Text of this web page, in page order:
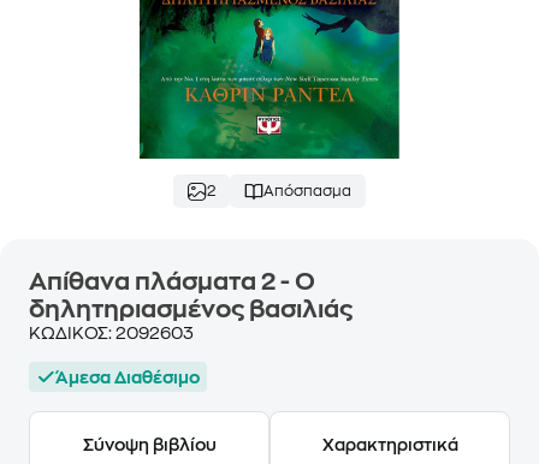
2 Απόσπασμα
Απίθανα πλάσματα 2 - Ο
δηλητηριασμένος βασιλιάς
ΚΩΔΙΚΟΣ: 2092603
Άμεσα Διαθέσιμο
Σύνοψη βιβλίου Χαρακτηριστικά